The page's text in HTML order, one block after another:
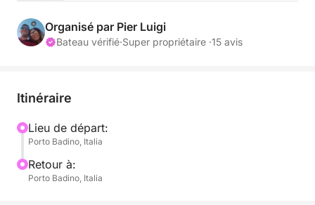
douche,
taud de soleil,
2 ports USB pour recharger vos téléphones,
capacité d’accueil confortable pour 8 personnes,
Organisé par Pier Luigi
Bateau vérifié·Super propriétaire ·15 avis
Itinéraire
Lieu de départ:
Porto Badino, Italia
Retour à:
Porto Badino, Italia